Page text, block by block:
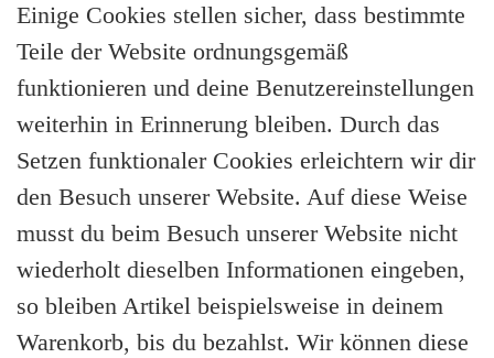
Einige Cookies stellen sicher, dass bestimmte
Teile der Website ordnungsgemäß
funktionieren und deine Benutzereinstellungen
weiterhin in Erinnerung bleiben. Durch das
Setzen funktionaler Cookies erleichtern wir dir
den Besuch unserer Website. Auf diese Weise
musst du beim Besuch unserer Website nicht
wiederholt dieselben Informationen eingeben,
so bleiben Artikel beispielsweise in deinem
Warenkorb, bis du bezahlst. Wir können diese